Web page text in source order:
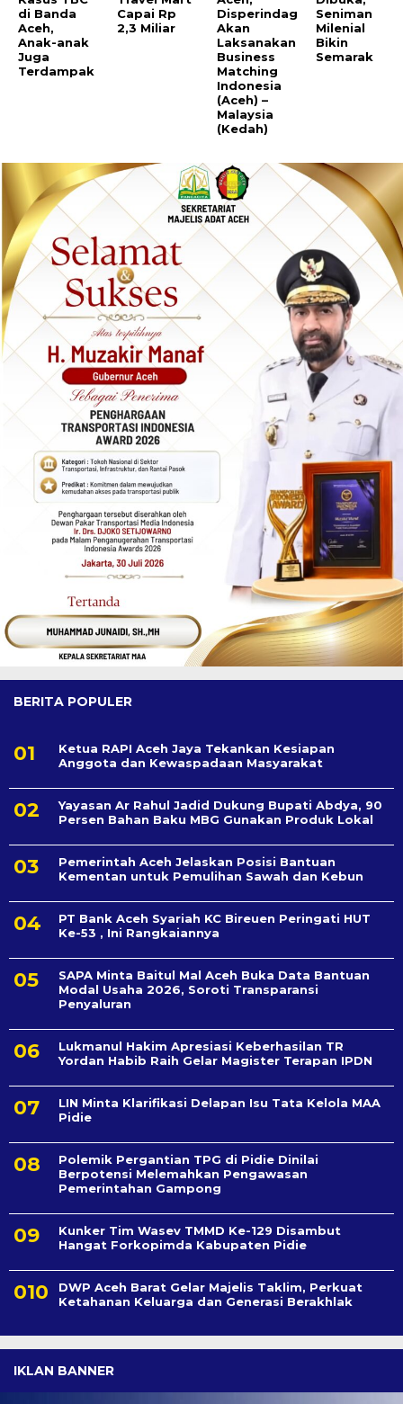
di Banda
Aceh,
Anak-anak
Juga
Terdampak
Capai Rp
2,3 Miliar
Disperindag
Akan
Laksanakan
Business
Matching
Indonesia
(Aceh) –
Malaysia
(Kedah)
Seniman
Milenial
Bikin
Semarak
BERITA POPULER
Ketua RAPI Aceh Jaya Tekankan Kesiapan
Anggota dan Kewaspadaan Masyarakat
Yayasan Ar Rahul Jadid Dukung Bupati Abdya, 90
Persen Bahan Baku MBG Gunakan Produk Lokal
Pemerintah Aceh Jelaskan Posisi Bantuan
Kementan untuk Pemulihan Sawah dan Kebun
PT Bank Aceh Syariah KC Bireuen Peringati HUT
Ke-53 , Ini Rangkaiannya
SAPA Minta Baitul Mal Aceh Buka Data Bantuan
Modal Usaha 2026, Soroti Transparansi
Penyaluran
Lukmanul Hakim Apresiasi Keberhasilan TR
Yordan Habib Raih Gelar Magister Terapan IPDN
LIN Minta Klarifikasi Delapan Isu Tata Kelola MAA
Pidie
Polemik Pergantian TPG di Pidie Dinilai
Berpotensi Melemahkan Pengawasan
Pemerintahan Gampong
Kunker Tim Wasev TMMD Ke-129 Disambut
Hangat Forkopimda Kabupaten Pidie
DWP Aceh Barat Gelar Majelis Taklim, Perkuat
Ketahanan Keluarga dan Generasi Berakhlak
IKLAN BANNER